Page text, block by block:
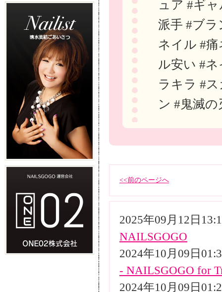
ュア #ギ
派手 #ブラ
ネイル #
ル安い #
ラキラ #
ン #鬼滅の
<<前のページへ
2025年09月12日
NAILSGOGO
2024年10月09日
- NAILSGOGO for
2024年10月09日